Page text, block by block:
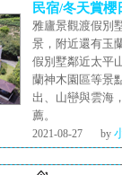
民宿/冬天賞
雅廬景觀渡假別
景，附近還有玉
假別墅鄰近太平
蘭神木園區等景
出、山巒與雲海
薦。
2021-08-27
by